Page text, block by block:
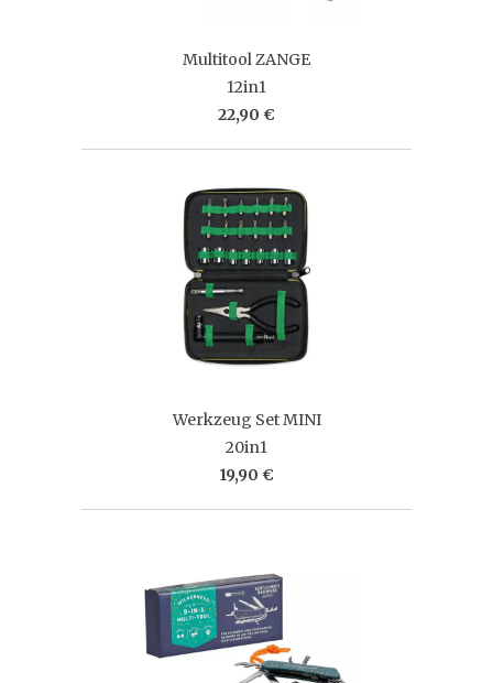
Multitool ZANGE
12in1
22,90 €
Werkzeug Set MINI
20in1
19,90 €